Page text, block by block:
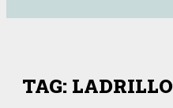
TAG: LADRILLO